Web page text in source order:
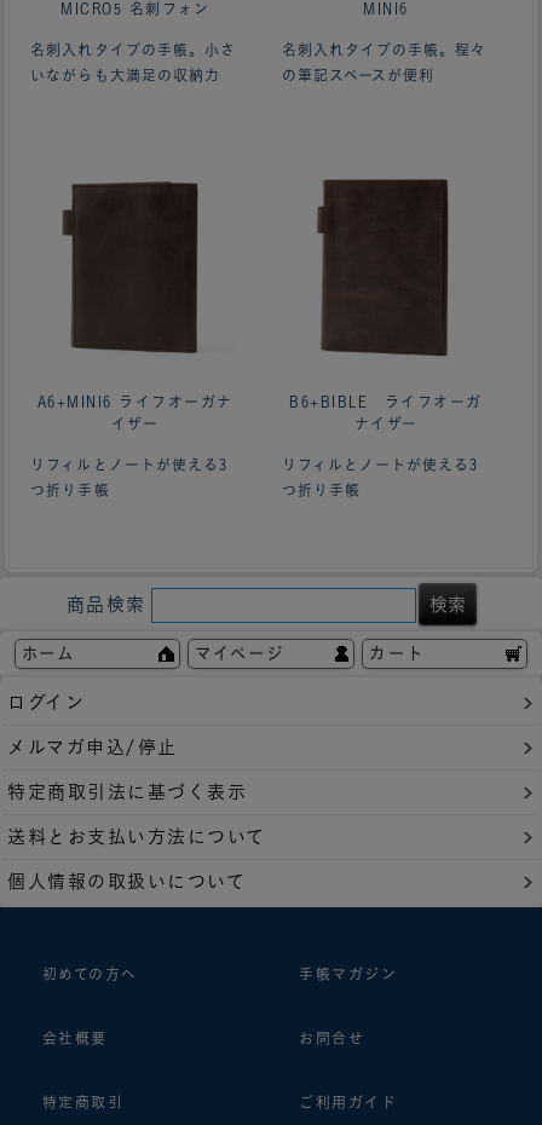
MICRO5 名刺フォン
名刺入れタイプの手帳。小さ
いながらも大満足の収納力
MINI6
名刺入れタイプの手帳。程々
の筆記スペースが便利
A6+MINI6 ライフオーガナ
イザー
リフィルとノートが使える3
つ折り手帳
B6+BIBLE ライフオーガ
ナイザー
リフィルとノートが使える3
つ折り手帳
商品検索
ホーム マイページ カート
ログイン
メルマガ申込/停止
特定商取引法に基づく表示
送料とお支払い方法について
個人情報の取扱いについて
初めての方へ 手帳マガジン
会社概要 お問合せ
特定商取引 ご利用ガイド